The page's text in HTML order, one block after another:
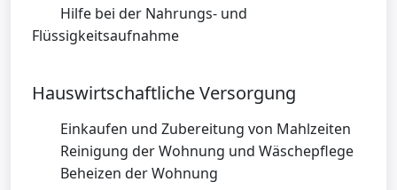
Hilfe bei der Nahrungs- und
Flüssigkeitsaufnahme
Hauswirtschaftliche Versorgung
Einkaufen und Zubereitung von Mahlzeiten
Reinigung der Wohnung und Wäschepflege
Beheizen der Wohnung